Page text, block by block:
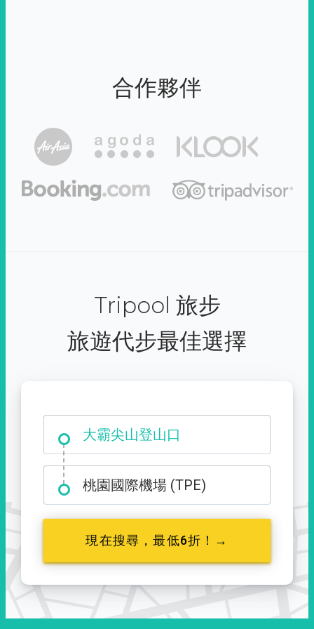
合作夥伴
Tripool 旅步
旅遊代步最佳選擇
大霸尖山登山口
桃園國際機場 (TPE)
現在搜尋，最低6折！→